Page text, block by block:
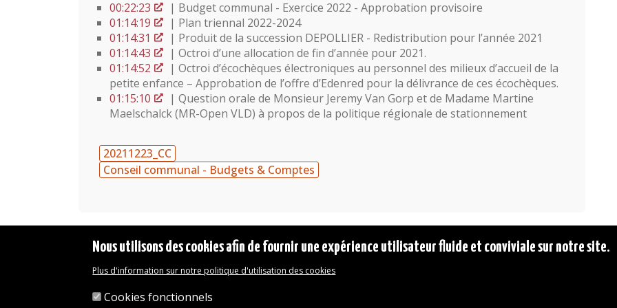
00:22:23
| Budget communal - Exercice 2022 - Approbation provisoire
01:14:19
| Plan triennal 2022-2024
01:14:31
| Produit de la succession DEPOLLIER - Redistribution pour l’année 2021
01:14:43
| Octroi d’une allocation de fin d’année pour 2021.
01:14:52
| Octroi d’écochèques électroniques au personnel des milieux d’accueil de la
petite enfance – Approbation de l’offre d’Edenred pour la délivrance de ces écochèques.
01:15:10
| Question orale de Monsieur Jeremy Van Gorp et de Madame Martine
Maelschalck (MR-Open VLD) à propos de la politique régionale de stationnement
20211223_CC
Conseil communal - Budgets & Comptes
Mentions légales
Déclaration d'accessibilité
Nous utilisons des cookies afin de fournir une expérience utilisateur fluide et conviviale sur notre site.
Plus d'information sur notre politique d'utilisation des cookies
Cookies fonctionnels